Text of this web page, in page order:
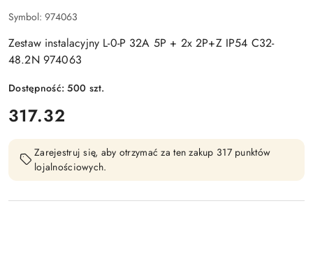
Symbol: 974063
Zestaw instalacyjny L-0-P 32A 5P + 2x 2P+Z IP54 C32-
48.2N 974063
Dostępność:500 szt.
cena:
317.32
Zarejestruj się, aby otrzymać za ten zakup 317 punktów
lojalnościowych.